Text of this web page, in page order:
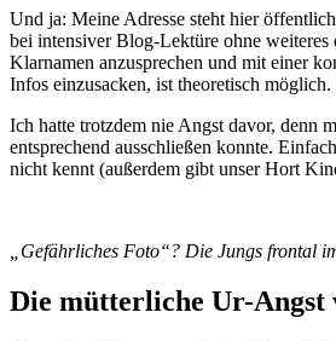
Und ja: Meine Adresse steht hier
bei intensiver Blog-Lektüre ohne
Klarnamen anzusprechen und mit einer
Infos einzusacken, ist theoretisch möglich.
Ich hatte trotzdem nie Angst davor, denn
entsprechend ausschließen konnte.
nicht kennt (außerdem gibt unser Hort
„Gefährliches Foto“? Die Jungs frontal
Die mütterliche Ur-Angst